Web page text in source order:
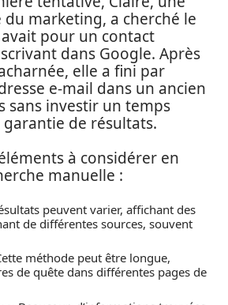
marketing, a cherché le
pour un contact
dans Google. Après
elle a fini par
e-mail dans un ancien
sans investir un temps
de résultats.
à considérer en
manuelle :
peuvent varier, affichant des
de différentes sources, souvent
méthode peut être longue,
de quête dans différentes pages de